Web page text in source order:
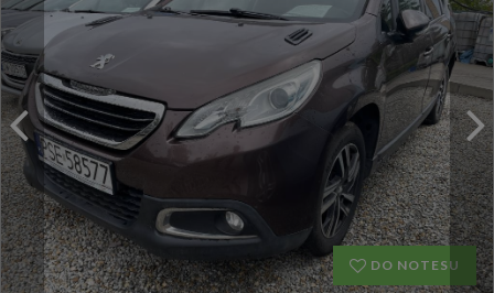
HISTORIA
DO NOTESU